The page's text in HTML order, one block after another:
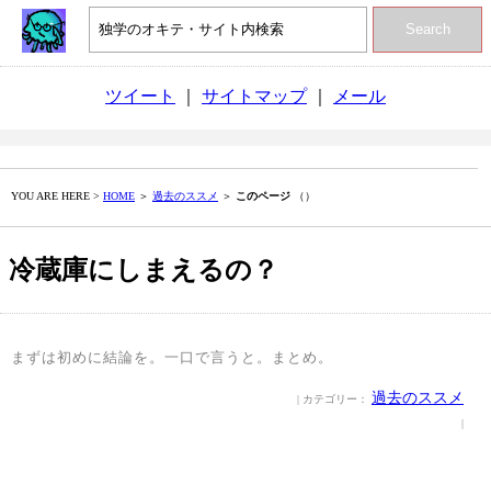
Search
ツイート サイトマップ｜ メール
YOU ARE HERE > HOME ＞ 過去のススメ ＞ このページ （）
冷蔵庫にしまえるの？
まずは初めに結論を。一口で言うと。まとめ。
| カテゴリー： 過去のススメ
|